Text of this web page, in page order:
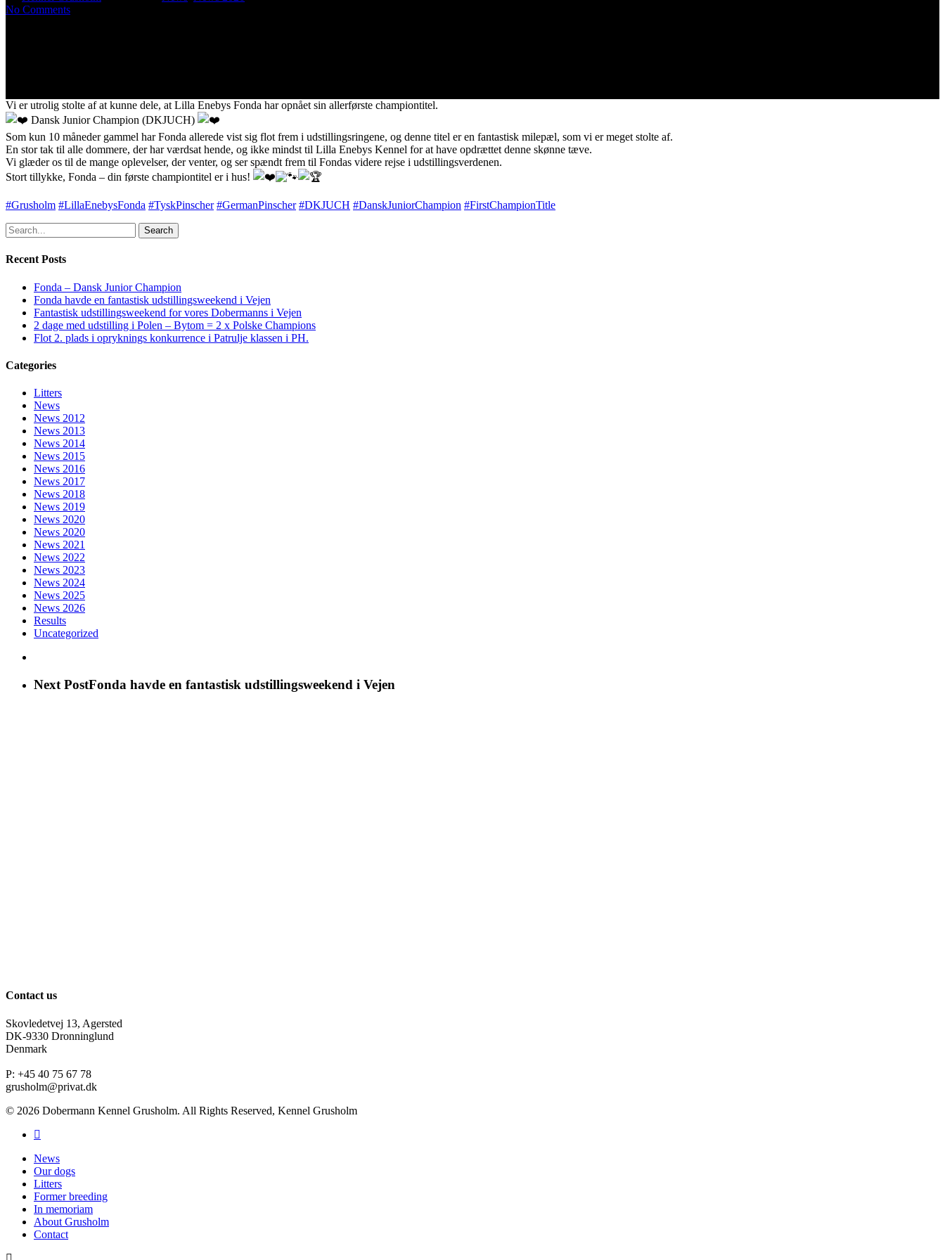
No Comments
Vi er utrolig stolte af at kunne dele, at Lilla Enebys Fonda har opnået sin allerførste championtitel.
Dansk Junior Champion (DKJUCH)
Som kun 10 måneder gammel har Fonda allerede vist sig flot frem i udstillingsringene, og denne titel er en fantastisk milepæl, som vi er meget stolte af.
En stor tak til alle dommere, der har værdsat hende, og ikke mindst til Lilla Enebys Kennel for at have opdrættet denne skønne tæve.
Vi glæder os til de mange oplevelser, der venter, og ser spændt frem til Fondas videre rejse i udstillingsverdenen.
Stort tillykke, Fonda – din første championtitel er i hus!
#Grusholm #LillaEnebysFonda #TyskPinscher #GermanPinscher #DKJUCH #DanskJuniorChampion #FirstChampionTitle
Search
Recent Posts
Fonda – Dansk Junior Champion
Fonda havde en fantastisk udstillingsweekend i Vejen
Fantastisk udstillingsweekend for vores Dobermanns i Vejen
2 dage med udstilling i Polen – Bytom = 2 x Polske Champions
Flot 2. plads i opryknings konkurrence i Patrulje klassen i PH.
Categories
Litters
News
News 2012
News 2013
News 2014
News 2015
News 2016
News 2017
News 2018
News 2019
News 2020
News 2020
News 2021
News 2022
News 2023
News 2024
News 2025
News 2026
Results
Uncategorized
Next PostFonda havde en fantastisk udstillingsweekend i Vejen
Contact us
Skovledetvej 13, Agersted
DK-9330 Dronninglund
Denmark
P: +45 40 75 67 78
grusholm@privat.dk
© 2026 Dobermann Kennel Grusholm. All Rights Reserved, Kennel Grusholm
News
Our dogs
Litters
Former breeding
In memoriam
About Grusholm
Contact